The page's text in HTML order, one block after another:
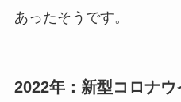
あったそうです。
2022年：新型コロナウ